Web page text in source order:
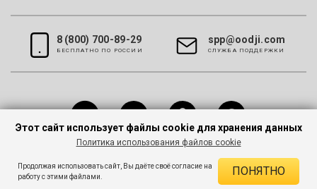
8 (800) 700-89-29
БЕСПЛАТНО ПО РОССИИ
spp@oodji.com
CЛУЖБА ПОДДЕРЖКИ
Этот сайт использует файлы cookie для хранения данных
Политика использования файлов cookie
Продолжая использовать сайт, Вы даёте своё согласие на
работу с этими файлами.
ПОНЯТНО